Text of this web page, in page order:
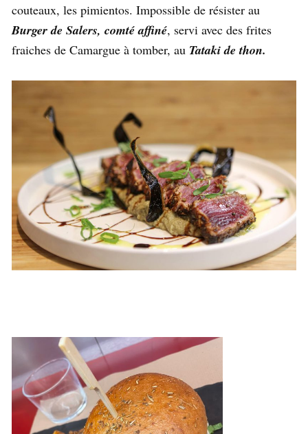
couteaux, les pimientos. Impossible de résister au
Burger de Salers, comté affiné, servi avec des frites
fraiches de Camargue à tomber, au Tataki de thon.